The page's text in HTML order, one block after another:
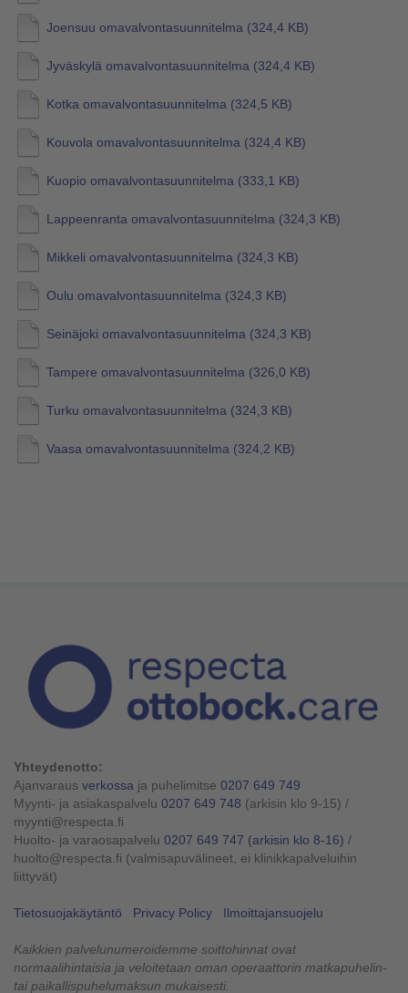
Joensuu omavalvontasuunnitelma (324,4 KB)
Jyväskylä omavalvontasuunnitelma (324,4 KB)
Kotka omavalvontasuunnitelma (324,5 KB)
Kouvola omavalvontasuunnitelma (324,4 KB)
Kuopio omavalvontasuunnitelma (333,1 KB)
Lappeenranta omavalvontasuunnitelma (324,3 KB)
Mikkeli omavalvontasuunnitelma (324,3 KB)
Oulu omavalvontasuunnitelma (324,3 KB)
Seinäjoki omavalvontasuunnitelma (324,3 KB)
Tampere omavalvontasuunnitelma (326,0 KB)
Turku omavalvontasuunnitelma (324,3 KB)
Vaasa omavalvontasuunnitelma (324,2 KB)
Yhteydenotto:
Ajanvaraus verkossa ja puhelimitse 0207 649 749
Myynti- ja asiakaspalvelu 0207 649 748 (arkisin klo 9-15) /
myynti@respecta.fi
Huolto- ja varaosapalvelu 0207 649 747 (arkisin klo 8-16) /
huolto@respecta.fi (valmisapuvälineet, ei klinikkapalveluihin
liittyvät)
Tietosuojakäytäntö Privacy Policy Ilmoittajansuojelu
Kaikkien palvelunumeroidemme soittohinnat ovat
normaalihintaisia ja veloitetaan oman operaattorin matkapuhelin-
tai paikallispuhelumaksun mukaisesti.